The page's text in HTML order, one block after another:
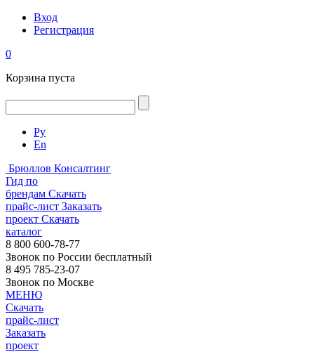
Вход
Регистрация
0
Корзина пуста
Ру
En
Брюллов Консалтинг
Гид по
брендам Скачать
прайс-лист Заказать
проект Скачать
каталог
8 800 600-78-77
Звонок по России бесплатный
8 495 785-23-07
Звонок по Москве
МЕНЮ
Скачать
прайс-лист
Заказать
проект